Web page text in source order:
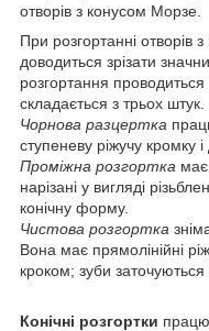
отворів з конусом Морзе.
При розгортанні отворів
доводиться зрізати
розгортання
складається з трьох штук.
Чорнова разцертка
ступеневу ріжучу кромку
Проміжна розгортка
нарізані у вигляді
конічну форму.
Чистова розгортка
Вона має прямолінійні
кроком; зуби заточуються
Конічні розгортки